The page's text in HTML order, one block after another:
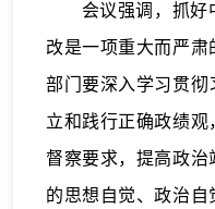
会议强调，抓好
改是一项重大而严
部门要深入学习贯
立和践行正确政绩
督察要求，提高政
的思想自觉、政治